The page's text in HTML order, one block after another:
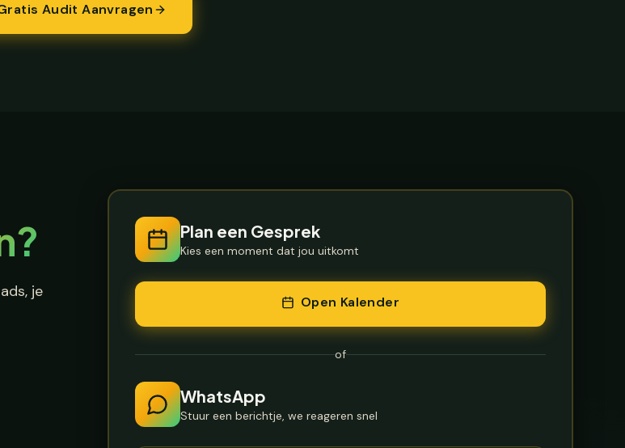
Audit Aanvragen
je
Plan een Gesprek
Kies een moment dat jou uitkomt
Open Kalender
of
WhatsApp
Stuur een berichtje, we reageren snel